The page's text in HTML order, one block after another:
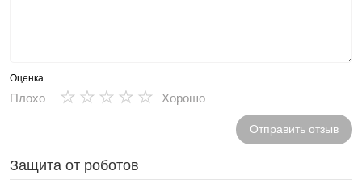
Оценка
Плохо ★
★
★
★
★ Хорошо
Отправить отзыв
Защита от роботов